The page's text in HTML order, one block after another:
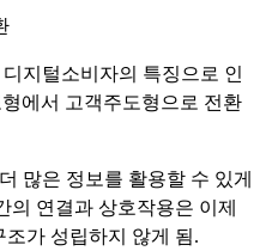
지털소비자의 특징으로 인
에서 고객주도형으로 전환
많은 정보를 활용할 수 있게
의 연결과 상호작용은 이제
가 성립하지 않게 됨.